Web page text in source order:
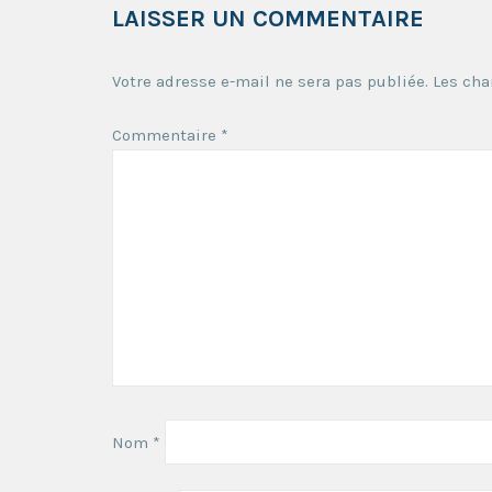
LAISSER UN COMMENTAIRE
Votre adresse e-mail ne sera pas publiée. Les
Commentaire *
Nom *